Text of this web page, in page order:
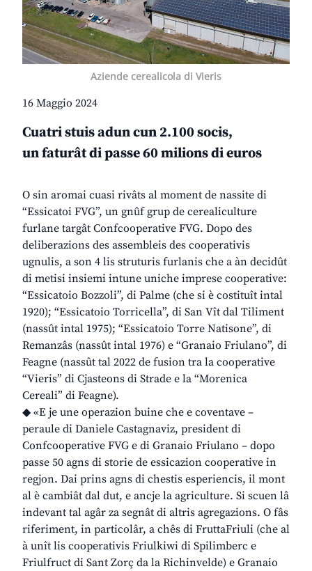
Aziende cerealicola di Vieris
16 Maggio 2024
Cuatri stuis adun cun 2.100 socis,
un faturât di passe 60 milions di euros
O sin aromai cuasi rivâts al moment de nassite di
“Essicatoi FVG”, un gnûf grup de cerealiculture
furlane targât Confcooperative FVG. Dopo des
deliberazions des assembleis des cooperativis
ugnulis, a son 4 lis struturis furlanis che a àn decidût
di metisi insiemi intune uniche imprese cooperative:
“Essicatoio Bozzoli”, di Palme (che si è costituît intal
1920); “Essicatoio Torricella”, di San Vît dal Tiliment
(nassût intal 1975); “Essicatoio Torre Natisone”, di
Remanzâs (nassût intal 1976) e “Granaio Friulano”, di
Feagne (nassût tal 2022 de fusion tra la cooperative
“Vieris” di Cjasteons di Strade e la “Morenica
Cereali” di Feagne).
◆ «E je une operazion buine che e coventave –
peraule di Daniele Castagnaviz, president di
Confcooperative FVG e di Granaio Friulano – dopo
passe 50 agns di storie de essicazion cooperative in
regjon. Dai prins agns di chestis esperiencis, il mont
al è cambiât dal dut, e ancje la agriculture. Si scuen lâ
indevant tal agâr za segnât di altris agregazions. O fâs
riferiment, in particolâr, a chês di FruttaFriuli (che al
à unît lis cooperativis Friulkiwi di Spilimberc e
Friulfruct di Sant Zorç da la Richinvelde) e Granaio